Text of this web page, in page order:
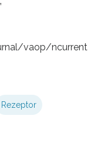
vaop/ncurrent
Rezeptor